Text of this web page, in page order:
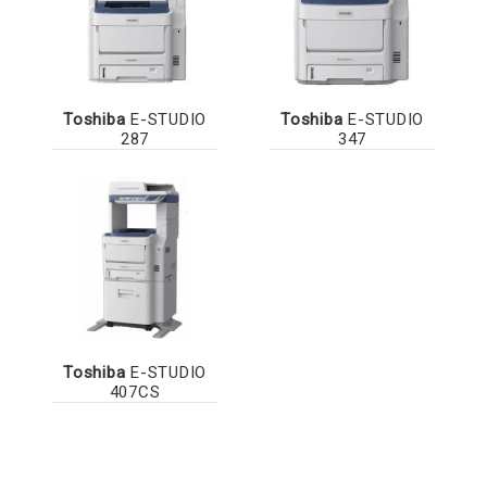
Toshiba E-STUDIO
287
Toshiba E-STUDIO
347
Toshiba E-STUDIO
407CS